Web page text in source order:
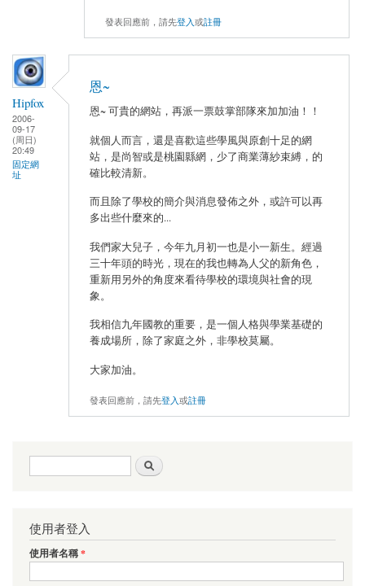
發表回應前，請先登入或註冊
Hipfox
2006-
09-17
(周日)
20:49
固定網
址
恩~
恩~ 可貴的網站，再派一票鼓掌部隊來加加油！！
就個人而言，還是喜歡這些學風與原創十足的網
站，是尚智或是桃園縣網，少了商業薄紗束縛，的
確比較清新。
而且除了學校的簡介與消息發佈之外，或許可以再
多出些什麼來的...
我們家大兒子，今年九月初一也是小一新生。經過
三十年頭的時光，現在的我也轉為人父的新角色，
重新用另外的角度來看待學校的環境與社會的現
象。
我相信九年國教的重要，是一個人格與學業基礎的
養成場所，除了家庭之外，非學校莫屬。
大家加油。
發表回應前，請先登入或註冊
搜尋表單
使用者登入
使用者名稱*